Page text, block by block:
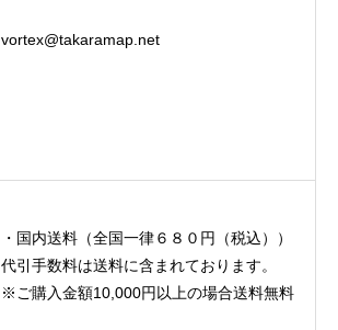
vortex@takaramap.net
・国内送料（全国一律６８０円（税込））
代引手数料は送料に含まれております。
※ご購入金額10,000円以上の場合送料無料